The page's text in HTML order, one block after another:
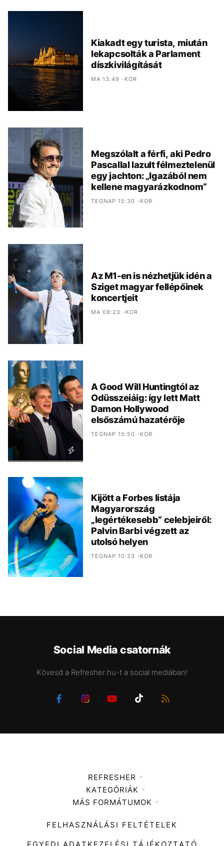
Kiakadt egy turista, miután
lekapcsolták a Parlament
díszkivilágítását
MA 13:49 -KOR
Megszólalt a férfi, aki Pedro
Pascallal lazult félmeztelenül
egy jachton: „Igazából nem
kellene magyarázkodnom“
TEGNAP 15:30 -KOR
Az M1-en is nézhetjük idén a
Sziget magyar fellépőinek
koncertjeit
MA 08:23 -KOR
A Good Will Huntingtól az
Odüsszeiáig: így lett Matt
Damon Hollywood
elsőszámú hazatérője
TEGNAP 15:50 -KOR
Kijött a Forbes listája
Magyarország
„legértékesebb“ celebjeiről:
Palvin Barbi végzett az
utolsó helyen
TEGNAP 10:23 -KOR
Social Media csatornák
Kövesd a Refresher.hu-t a social mediában!
REFRESHER
Médiaajánlat
KATEGÓRIÁK
Zene
Divat
Kultúra
MÁS FORMÁTUMOK
FELHASZNÁLÁSI FELTÉTELEK
EGYEDI ADATKEZELÉSI TÁJÉKOZTATÓ